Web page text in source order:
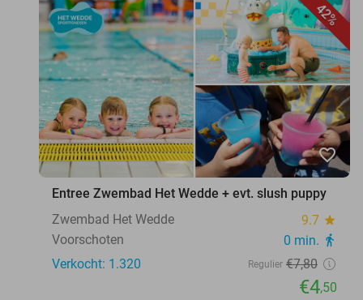
42%
favorite_border
Entree Zwembad Het Wedde + evt. slush puppy
Zwembad Het Wedde
9.7 star
Voorschoten 0 min. directions_walk
Verkocht: 1.320 Regulier €7,80
€4,50